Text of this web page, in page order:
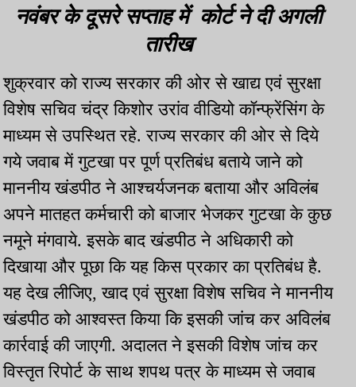
नवंबर के दूसरे सप्ताह में कोर्ट ने दी अगली
तारीख
शुक्रवार को राज्य सरकार की ओर से खाद्य एवं सुरक्षा
विशेष सचिव चंद्र किशोर उरांव वीडियो कॉन्फ्रेंसिंग के
माध्यम से उपस्थित रहे. राज्य सरकार की ओर से दिये
गये जवाब में गुटखा पर पूर्ण प्रतिबंध बताये जाने को
माननीय खंडपीठ ने आश्चर्यजनक बताया और अविलंब
अपने मातहत कर्मचारी को बाजार भेजकर गुटखा के कुछ
नमूने मंगवाये. इसके बाद खंडपीठ ने अधिकारी को
दिखाया और पूछा कि यह किस प्रकार का प्रतिबंध है.
यह देख लीजिए, खाद एवं सुरक्षा विशेष सचिव ने माननीय
खंडपीठ को आश्वस्त किया कि इसकी जांच कर अविलंब
कार्रवाई की जाएगी. अदालत ने इसकी विशेष जांच कर
विस्तृत रिपोर्ट के साथ शपथ पत्र के माध्यम से जवाब